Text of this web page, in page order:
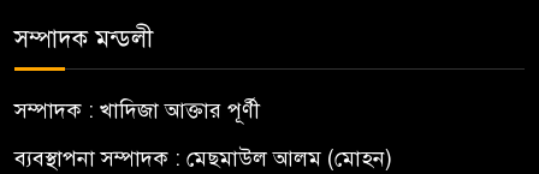
সম্পাদক মন্ডলী
সম্পাদক : খাদিজা আক্তার পূর্ণী
ব্যবস্থাপনা সম্পাদক : মেছমাউল আলম (মোহন)